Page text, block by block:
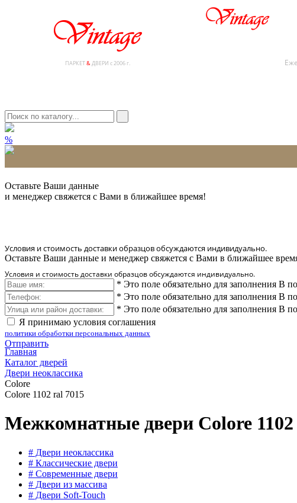
ПАРКЕТ&ДВЕРИ с 2006 г.
%
Оставьте Ваши данные
и менеджер свяжется с Вами в ближайшее время!
Условия и стоимость доставки образцов обсуждаются индивидуально.
Оставьте Ваши данные и менеджер свяжется с Вами в ближайшее
Условия и стоимость доставки образцов обсуждаются индивидуально.
* Это поле обязательно для заполнения В
* Это поле обязательно для заполнения В
* Это поле обязательно для заполнения В
Я принимаю условия соглашения
политики обработки персональных данных
Отправить
Главная
Каталог дверей
Двери неоклассика
Colore
Colore 1102 ral 7015
Межкомнатные двери Colore 1102
# Двери неоклассика
# Классические двери
# Современные двери
# Двери из массива
# Двери Soft-Touch